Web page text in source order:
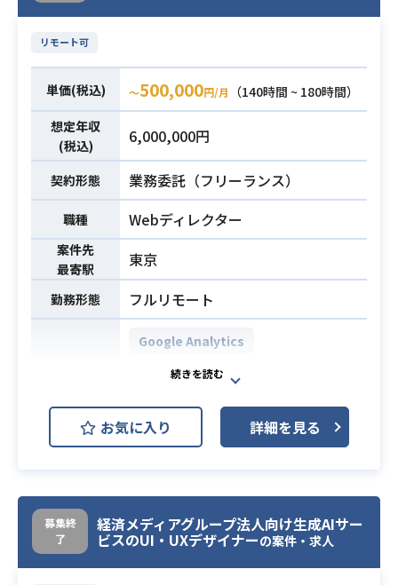
必須スキル
ラフィックデザインの経験
・Webページにおけるデザイン制作
の経験
業務内容
タルに携わっていただけるポジショ
ンです。
【仕事内容】
下記の業務を担っていただく想定で
す。
・マーケティング担当者をはじめと
する関係各所との要件定義および円
滑なコミュニケーション
・制作スケジュールに沿った案件の
進行管理
・デザインイメージの相互認識を形
成するためのワイヤーフレーム作成
・ブランドのガイドラインに準拠し
ュアル制作
・HTMLやCSS、JavaScript等を用い
たWebサイトのコーディング対応
・設定されたシナリオに基づく動画
※ご経験やスキルに応じて、初期段
階の情報設計から裁量を持ってお任
せいたします。
リモート可
単価(税込) 〜500,000円/月
（140時間 ~ 180時間）
想定年収
(税込)
6,000,000円
契約形態 業務委託（フリーランス）
職種 Webディレクター
案件先
最寄駅
東京
勤務形態 フルリモート
Google Analytics
Adobe Photoshop
Adobe XD
マーケティング部門にてメルマガやL
理を担当いただきます。
情報アーキテクチャ設計、ワイヤー
フレーム作成、運用・品質の改善に
お気に入り 詳細を見る
募集終
了
経済メディアグループ法人向け生成AIサー
ビスのUI・UXデザイナーの案件・求人